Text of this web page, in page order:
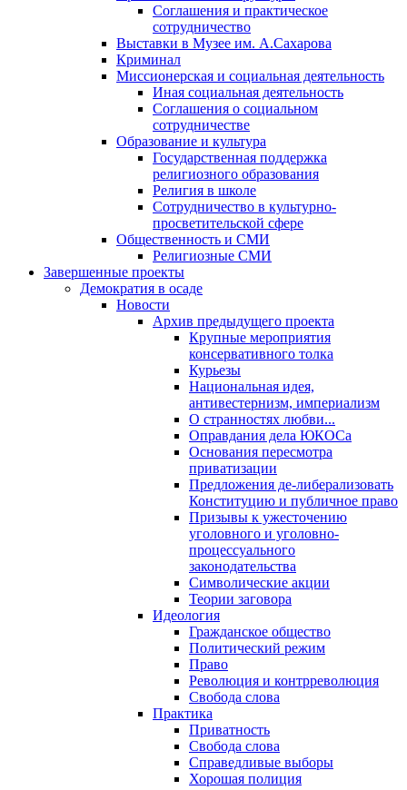
Соглашения и практическое
сотрудничество
Выставки в Музее им. А.Сахарова
Криминал
Миссионерская и социальная деятельность
Иная социальная деятельность
Соглашения о социальном
сотрудничестве
Образование и культура
Государственная поддержка
религиозного образования
Религия в школе
Сотрудничество в культурно-
просветительской сфере
Общественность и СМИ
Религиозные СМИ
Завершенные проекты
Демократия в осаде
Новости
Архив предыдущего проекта
Крупные мероприятия
консервативного толка
Курьезы
Национальная идея,
антивестернизм, империализм
О странностях любви...
Оправдания дела ЮКОСа
Основания пересмотра
приватизации
Предложения де-либерализовать
Конституцию и публичное право
Призывы к ужесточению
уголовного и уголовно-
процессуального
законодательства
Символические акции
Теории заговора
Идеология
Гражданское общество
Политический режим
Право
Революция и контрреволюция
Свобода слова
Практика
Приватность
Свобода слова
Справедливые выборы
Хорошая полиция